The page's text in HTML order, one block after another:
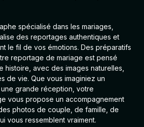
spécialisé dans les mariages,
des reportages authentiques et
le fil de vos émotions. Des préparatifs
reportage de mariage est pensé
histoire, avec des images naturelles,
de vie. Que vous imaginiez un
une grande réception, votre
vous propose un accompagnement
photos de couple, de famille, de
vous ressemblent vraiment.